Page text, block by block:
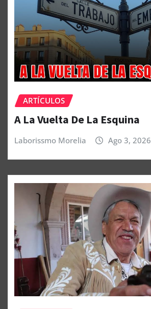
ARTÍCULOS
A La Vuelta De La Esquina
Laborissmo Morelia Ago 3, 2026